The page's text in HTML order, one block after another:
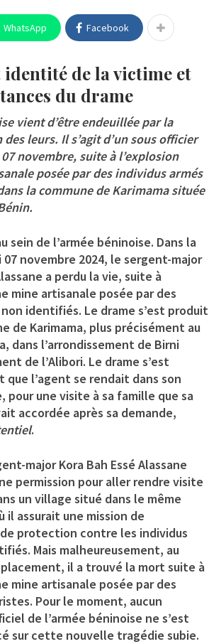
WhatsApp Facebook
identité de la victime et
du drame
vient d’être endeuillée par la
leurs. Il s’agit d’un sous officier
novembre, suite à l’explosion
posée par des individus armés
la commune de Karimama située
sein de l’armée béninoise. Dans la
07 novembre 2024, le sergent-major
a perdu la vie, suite à
mine artisanale posée par des
identifiés. Le drame s’est produit
de Karimama, plus précisément au
dans l’arrondissement de Birni
de l’Alibori. Le drame s’est
l’agent se rendait dans son
pour une visite à sa famille que sa
accordée après sa demande,
.
major Kora Bah Essé Alassane
permission pour aller rendre visite
un village situé dans le même
il assurait une mission de
protection contre les individus
Mais malheureusement, au
il a trouvé la mort suite à
mine artisanale posée par des
Pour le moment, aucun
de l’armée béninoise ne s’est
sur cette nouvelle tragédie subie.